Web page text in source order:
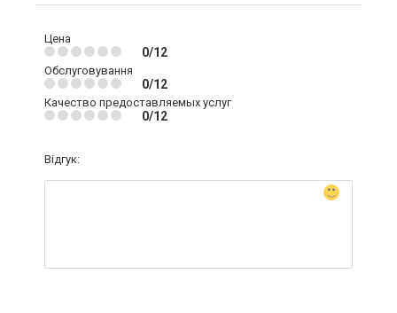
Цена
0/12
Обслуговування
0/12
Качество предоставляемых услуг
0/12
Відгук: